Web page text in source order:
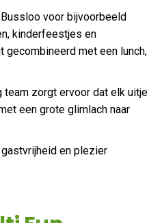
voor bijvoorbeeld
kinderfeestjes en
gecombineerd met een lunch,
zorgt ervoor dat elk uitje
een grote glimlach naar
en plezier